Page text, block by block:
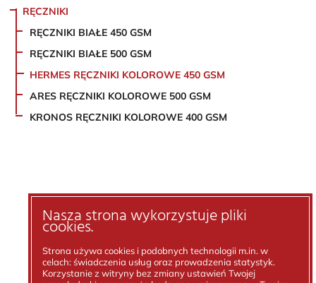
RĘCZNIKI
RĘCZNIKI BIAŁE 450 GSM
RĘCZNIKI BIAŁE 500 GSM
HERMES RĘCZNIKI KOLOROWE 450 GSM
ARES RĘCZNIKI KOLOROWE 500 GSM
KRONOS RĘCZNIKI KOLOROWE 400 GSM
Nasza strona wykorzystuje pliki
cookies.
Strona używa cookies i podobnych technologii m.in. w
celach: świadczenia usług oraz prowadzenia statystyk.
Korzystanie z witryny bez zmiany ustawień Twojej